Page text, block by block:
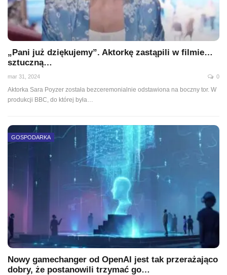
„Pani już dziękujemy”. Aktorkę zastąpili w filmie…
sztuczną…
mar 31, 2024 0
Aktorka Sara Poyzer została bezceremonialnie odstawiona na boczny tor. W
produkcji BBC, do której była…
GOSPODARKA
Nowy gamechanger od OpenAI jest tak przerażająco
dobry, że postanowili trzymać go…